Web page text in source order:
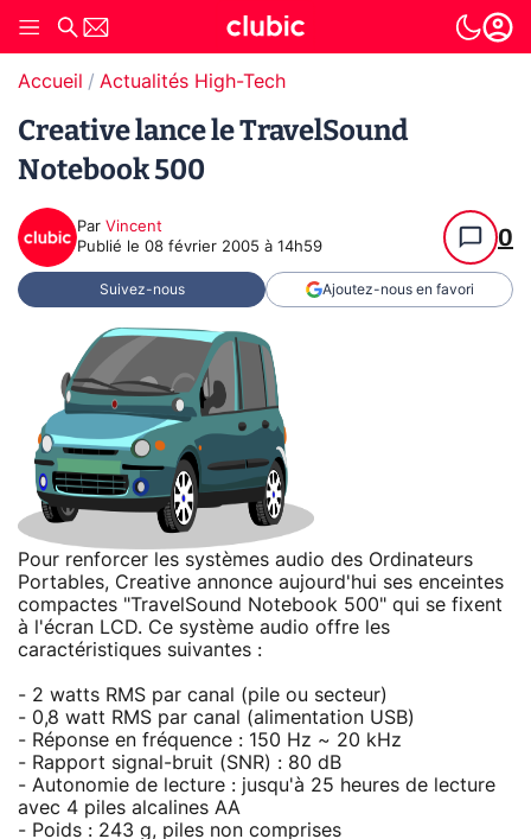
Accueil Actualités High-Tech
Creative lance le TravelSound
Notebook 500
Par Vincent
Publié le 08 février 2005 à 14h59 0
Suivez-nous Ajoutez-nous en favori
Pour renforcer les systèmes audio des Ordinateurs
Portables, Creative annonce aujourd'hui ses enceintes
compactes "TravelSound Notebook 500" qui se fixent
à l'écran LCD. Ce système audio offre les
caractéristiques suivantes :
- 2 watts RMS par canal (pile ou secteur)
- 0,8 watt RMS par canal (alimentation USB)
- Réponse en fréquence : 150 Hz ~ 20 kHz
- Rapport signal-bruit (SNR) : 80 dB
- Autonomie de lecture : jusqu'à 25 heures de lecture
avec 4 piles alcalines AA
- Poids : 243 g, piles non comprises